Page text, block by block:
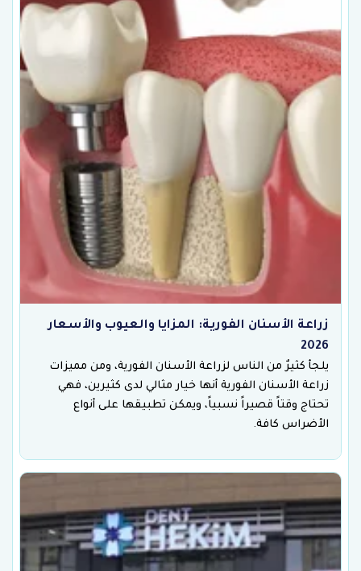
زراعة الأسنان الفورية: المزايا والعيوب والأسعار
2026
يلجأ كثيرٌ من الناس لزراعة الأسنان الفورية، ومن مميزات
زراعة الأسنان الفورية أنها خيار مثالي لدى كثيرين، فهي
تحتاج وقتاً قصيراً نسبياً، ويمكن تطبيقها على أنواع
الأضراس كافة.